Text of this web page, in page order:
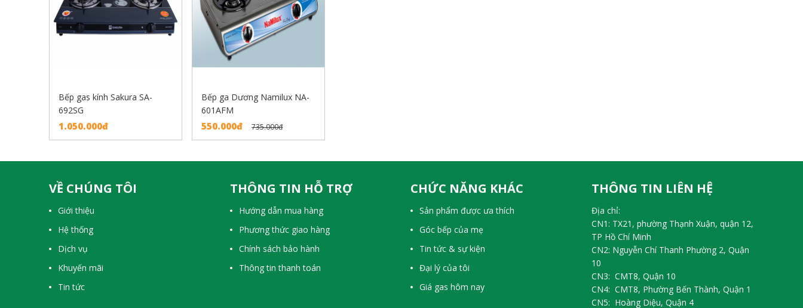
Bếp gas kính Sakura SA-
692SG
1.050.000đ
Bếp ga Dương Namilux NA-
601AFM
550.000đ 735.000đ
VỀ CHÚNG TÔI
Giới thiệu
Hệ thống
Dịch vụ
Khuyến mãi
Tin tức
THÔNG TIN HỖ TRỢ
Hướng dẫn mua hàng
Phương thức giao hàng
Chính sách bảo hành
Thông tin thanh toán
CHỨC NĂNG KHÁC
Sản phẩm được ưa thích
Góc bếp của mẹ
Tin tức & sự kiện
Đại lý của tôi
Giá gas hôm nay
THÔNG TIN LIÊN HỆ
Địa chỉ:
CN1: TX21, phường Thạnh Xuận, quận 12,
TP Hồ Chí Minh
CN2: Nguyễn Chí Thanh Phường 2, Quận
10
CN3: CMT8, Quận 10
CN4: CMT8, Phường Bến Thành, Quận 1
CN5: Hoàng Diệu, Quận 4